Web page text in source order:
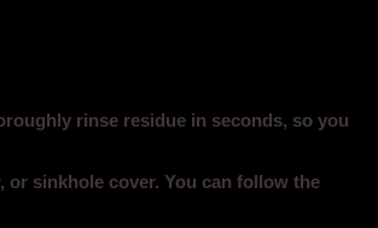
rinse residue in seconds, so you
or sinkhole cover. You can follow the